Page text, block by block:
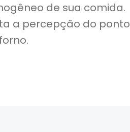
de sua comida.
a percepção do ponto